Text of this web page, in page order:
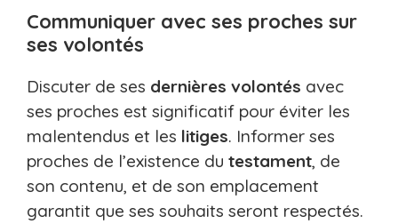
Communiquer avec ses proches sur
ses volontés
Discuter de ses dernières volontés avec
ses proches est significatif pour éviter les
malentendus et les litiges. Informer ses
proches de l’existence du testament, de
son contenu, et de son emplacement
garantit que ses souhaits seront respectés.